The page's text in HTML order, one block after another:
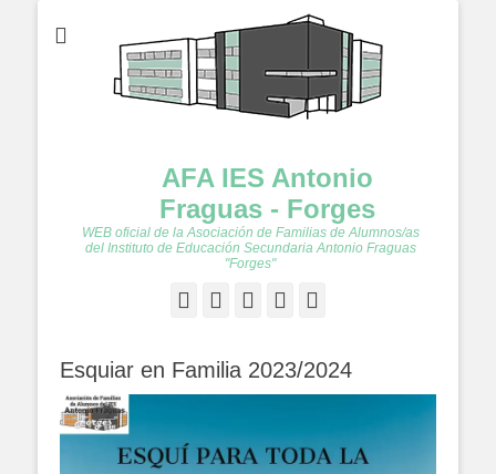
AFA IES Antonio
Fraguas - Forges
WEB oficial de la Asociación de Familias de Alumnos/as
del Instituto de Educación Secundaria Antonio Fraguas
"Forges"
Facebook
Twitter
Feed YouTube
Esquiar en Familia 2023/2024